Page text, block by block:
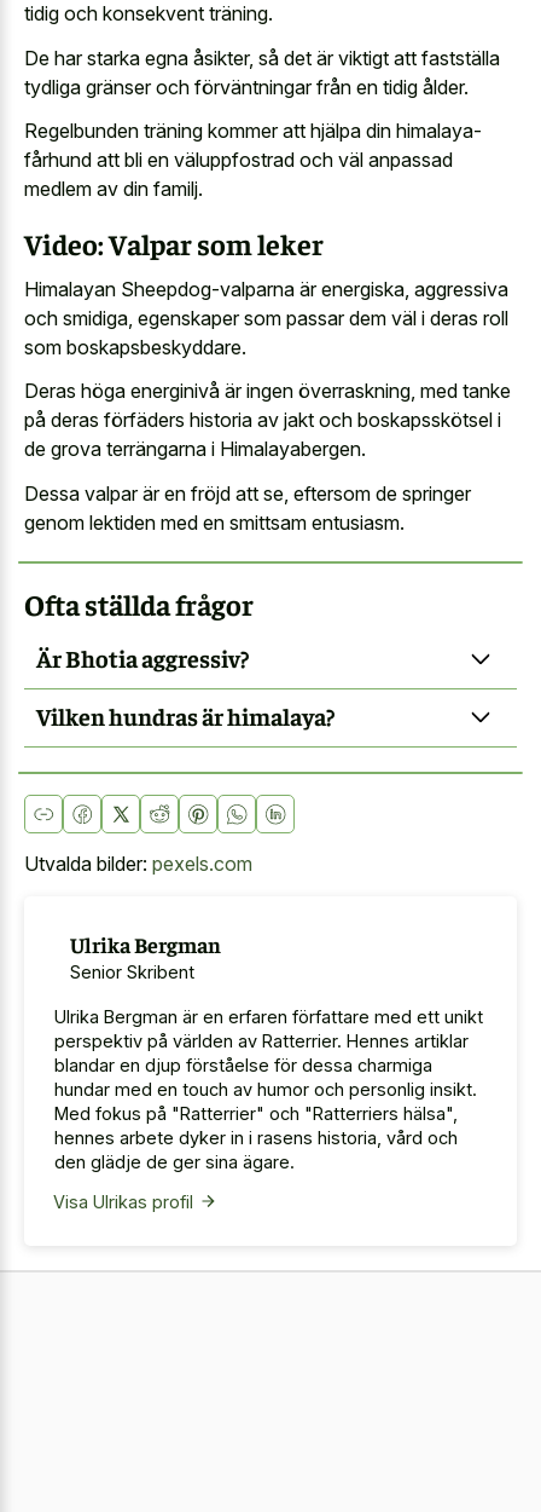
tidig och konsekvent träning.
De har starka egna åsikter, så det är viktigt att fastställa
tydliga gränser och förväntningar från en tidig ålder.
Regelbunden träning kommer att hjälpa din himalaya-
fårhund att bli en väluppfostrad och väl anpassad
medlem av din familj.
Video: Valpar som leker
Himalayan Sheepdog-valparna är energiska, aggressiva
och smidiga, egenskaper som passar dem väl i deras roll
som boskapsbeskyddare.
Deras höga energinivå är ingen överraskning, med tanke
på deras förfäders historia av jakt och boskapsskötsel i
de grova terrängarna i Himalayabergen.
Dessa valpar är en fröjd att se, eftersom de springer
genom lektiden med en smittsam entusiasm.
Ofta ställda frågor
Är Bhotia aggressiv?
Vilken hundras är himalaya?
Utvalda bilder: pexels.com
Ulrika Bergman
Senior Skribent
Ulrika Bergman är en erfaren författare med ett unikt
perspektiv på världen av Ratterrier. Hennes artiklar
blandar en djup förståelse för dessa charmiga
hundar med en touch av humor och personlig insikt.
Med fokus på "Ratterrier" och "Ratterriers hälsa",
hennes arbete dyker in i rasens historia, vård och
den glädje de ger sina ägare.
Visa Ulrikas profil